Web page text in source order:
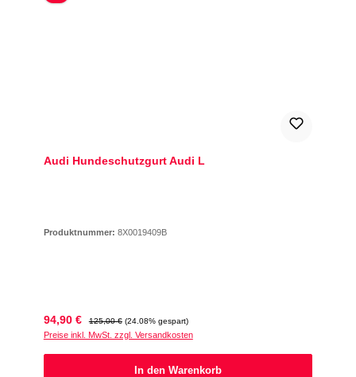
Audi Hundeschutzgurt Audi L
Produktnummer: 8X0019409B
Verkaufspreis:
94,90 € Regulärer Preis:
125,00 € (24.08% gespart)
Preise inkl. MwSt. zzgl. Versandkosten
In den Warenkorb